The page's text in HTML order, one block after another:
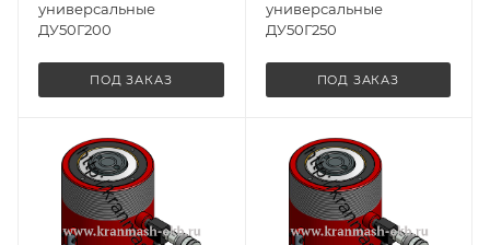
универсальные
ДУ50Г200
ПОД ЗАКАЗ
универсальные
ДУ50Г250
ПОД ЗАКАЗ